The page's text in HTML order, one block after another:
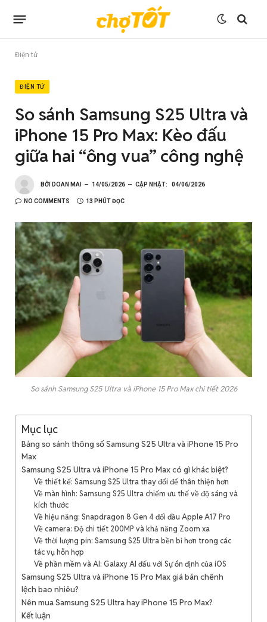
Điện tử
ĐIỆN TỬ
So sánh Samsung S25 Ultra và
iPhone 15 Pro Max: Kèo đấu
giữa hai “ông vua” công nghệ
BỞI DOAN MAI 14/05/2026 CẬP NHẬT: 04/06/2026
NO COMMENTS 13 PHÚT ĐỌC
So sánh Samsung S25 Ultra và iPhone 15 Pro Max chi tiết 2026
Mục lục
Bảng so sánh thông số Samsung S25 Ultra và iPhone 15 Pro
Max
Samsung S25 Ultra và iPhone 15 Pro Max có gì khác biệt?
Về thiết kế: Samsung S25 Ultra thay đổi để thân thiện hơn
Về màn hình: Samsung S25 Ultra chiếm ưu thế về độ sáng và
kích thước
Về hiệu năng: Snapdragon 8 Gen 4 đối đầu Apple A17 Pro
Về camera: Độ chi tiết 200MP và khả năng Zoom xa
Về thời lượng pin: Samsung S25 Ultra bền bỉ hơn trong các
tác vụ hỗn hợp
Về phần mềm và AI: Galaxy AI đấu với Sự ổn định của iOS
Samsung S25 Ultra và iPhone 15 Pro Max giá bán chênh
lệch bao nhiêu?
Nên mua Samsung S25 Ultra hay iPhone 15 Pro Max?
Kết luận